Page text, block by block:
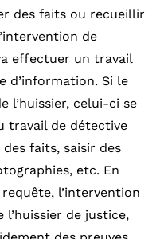
des faits ou recueillir
de
effectuer un travail
d’information. Si le
l’huissier, celui-ci se
travail de détective
faits, saisir des
etc. En
l’intervention
de justice,